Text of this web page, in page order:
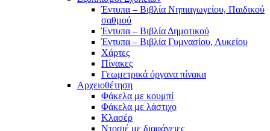
Έντυπα – Βιβλία Νηπιαγωγείου, Παιδικού
σαθμού
Έντυπα – Βιβλία Δημοτικού
Έντυπα – Βιβλία Γυμνασίου, Λυκείου
Χάρτες
Πίνακες
Γεωμετρικά όργανα πίνακα
Αρχειοθέτηση
Φάκελα με κουμπί
Φάκελα με λάστιχο
Κλασέρ
Ντοσιέ με διαφάνειες